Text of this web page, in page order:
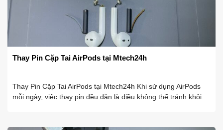
Thay Pin Cặp Tai AirPods tại Mtech24h
Thay Pin Cặp Tai AirPods tại Mtech24h Khi sử dụng AirPods
mỗi ngày, việc thay pin đều đặn là điều không thể tránh khỏi.